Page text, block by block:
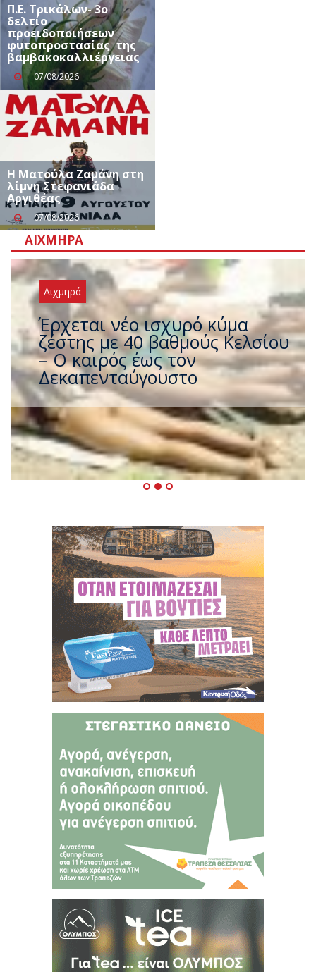
Π.Ε. Τρικάλων- 3ο
δελτίο
προειδοποιήσεων
φυτοπροστασίας της
βαμβακοκαλλιέργειας
07/08/2026
Η Ματούλα Ζαμάνη στη
λίμνη Στεφανιάδα
Αργιθέας
07/08/2026
ΑΙΧΜΗΡΆ
Αιχμηρά
Έρχεται νέο ισχυρό κύμα
ζέστης με 40 βαθμούς Κελσίου
– Ο καιρός έως τον
Δεκαπενταύγουστο